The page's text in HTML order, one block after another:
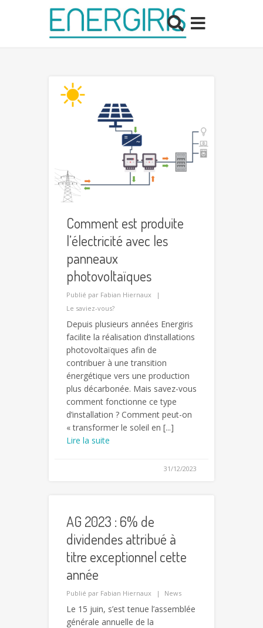
Comment est produite
l’électricité avec les
panneaux
photovoltaïques
Publié par Fabian Hiernaux
Le saviez-vous?
Depuis plusieurs années Energiris
facilite la réalisation d’installations
photovoltaïques afin de
contribuer à une transition
énergétique vers une production
plus décarbonée. Mais savez-vous
comment fonctionne ce type
d’installation ? Comment peut-on
« transformer le soleil en [...]
Lire la suite
31/12/2023
AG 2023 : 6% de
dividendes attribué à
titre exceptionnel cette
année
Publié par Fabian Hiernaux News
Le 15 juin, s’est tenue l’assemblée
générale annuelle de la